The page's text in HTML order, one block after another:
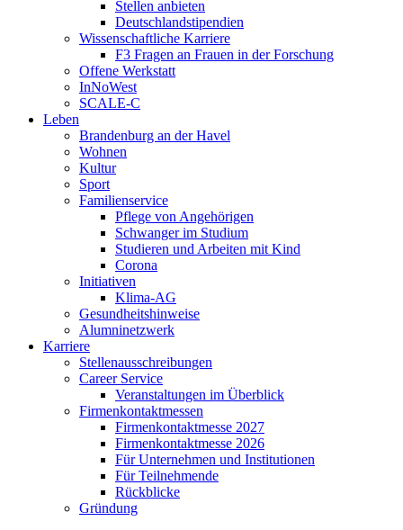
Stellen anbieten
Deutschlandstipendien
Wissenschaftliche Karriere
F3 Fragen an Frauen in der Forschung
Offene Werkstatt
InNoWest
SCALE-C
Leben
Brandenburg an der Havel
Wohnen
Kultur
Sport
Familienservice
Pflege von Angehörigen
Schwanger im Studium
Studieren und Arbeiten mit Kind
Corona
Initiativen
Klima-AG
Gesundheitshinweise
Alumninetzwerk
Karriere
Stellenausschreibungen
Career Service
Veranstaltungen im Überblick
Firmenkontaktmessen
Firmenkontaktmesse 2027
Firmenkontaktmesse 2026
Für Unternehmen und Institutionen
Für Teilnehmende
Rückblicke
Gründung